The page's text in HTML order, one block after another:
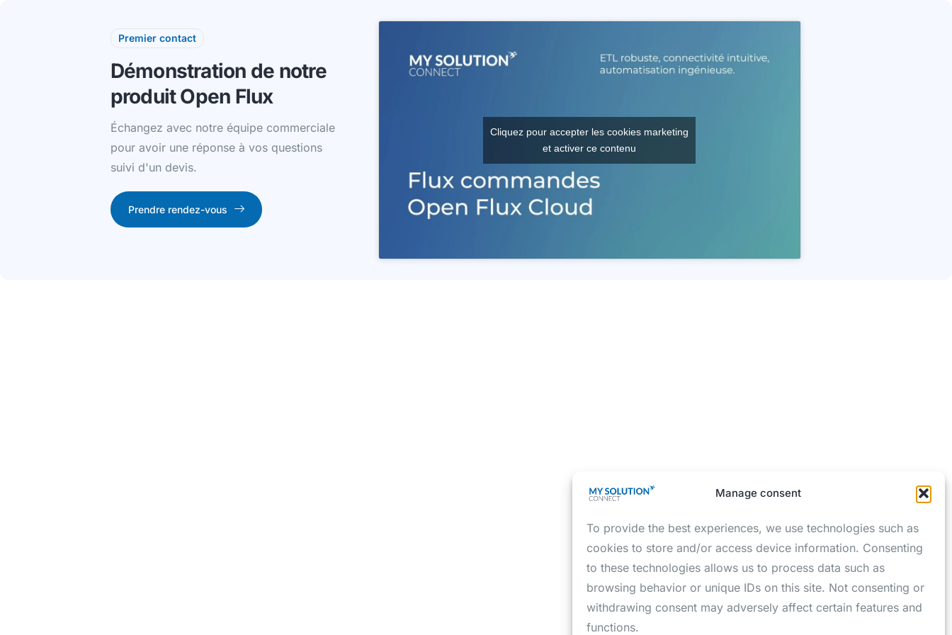
Manage consent
To provide the best experiences, we use technologies such as
cookies to store and/or access device information. Consenting
to these technologies allows us to process data such as
browsing behavior or unique IDs on this site. Not consenting or
withdrawing consent may adversely affect certain features and
functions.
Premier contact
Démonstration de notre
produit Open Flux
Échangez avec notre équipe commerciale
pour avoir une réponse à vos questions
suivi d'un devis.
Prendre rendez-vous
Cliquez pour accepter les cookies marketing
et activer ce contenu